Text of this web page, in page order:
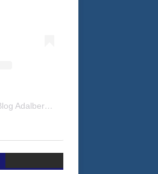
Uma publicação partilhada por Blog Adalberto Gomes Noticias (@blogadalbertogomesnoticiass)